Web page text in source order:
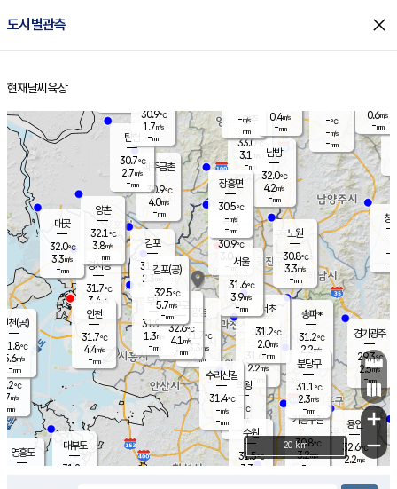
도시별관측 close
홈
현재날씨 육상
의도
℃
m/s
mm
영흥도
양주
33.0℃
3.1
-mm
과천
31.6℃
2.2m/s
- mm
용인
32.6℃
2.2m/s
경기광주
29.3℃
2.5m/s
-mm
대부도
31.2
경서동
31.7℃
3.4 m/s
-mm
파주금촌
30.9℃
4.0m/s
-mm
-℃
-m/s
-mm
대곶
32.0℃
3.3m/s
-mm
창
-
-m/
-
탄현
30.7℃
2.7m/s
-mm
0.6m/s
-mm
의왕
- ℃
m/s
mm
김포
31.4℃
2.3 m/s
mm
광명
31.7 ℃
3.3 m/s
-mm
부천
31.9℃
1.3m/s
-mm
양촌
32.1℃
3.8m/s
-mm
구로
32.6℃
4.1 m/s
-mm
은평
30.9℃
3.0 m/s
- mm
노원
30.8℃
3.3m/s
-mm
송파*
31.2℃
2.2m/s
-mm
서초
31.2℃
2.0m/s
-mm
남방
32.0℃
4.2m/s
-mm
기흥구갈
30.8℃
3.2m/s
-
수리산길
31.4℃
-m/s
-mm
분당구
31.1℃
2.3m/s
-mm
장흥면
30.5℃
-m/s
-mm
-m/s
-mm
인천(공)
31.8℃
5.6m/s
-mm
김포(공)
32.5℃
5.7m/s
-mm
수원
31.5℃
3.3 m/s
인천
31.7℃
4.4m/s
-mm
서울
31.6℃
3.9m/s
-mm
30.9℃
1.7m/s
-mm
0.4m/s
-mm
+
−
20 km